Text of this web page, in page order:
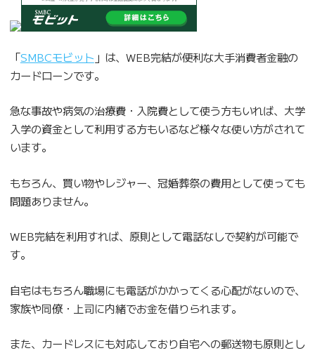
「SMBCモビット 」は、WEB完結が便利な大手消費者金融の
カードローンです。
急な事故や病気の治療費・入院費として使う方もいれば、大学
入学の資金として利用する方もいるなど様々な使い方がされて
います。
もちろん、買い物やレジャー、冠婚葬祭の費用として使っても
問題ありません。
WEB完結を利用すれば、原則として電話なしで契約が可能で
す。
自宅はもちろん職場にも電話がかかってくる心配がないので、
家族や同僚・上司に内緒でお金を借りられます。
また、カードレスにも対応しており自宅への郵送物も原則とし